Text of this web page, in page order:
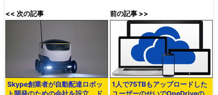
<< 次の記事
Skype創業者が自動配達ロボッ
前の記事 >>
1人で75TBもアップロードした